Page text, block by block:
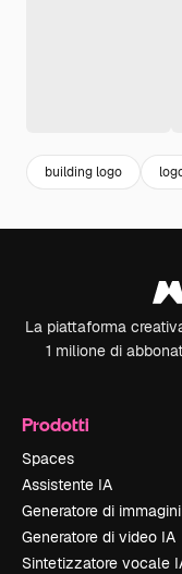
building logo
La piattaforma
1 milione di
Prodotti
Spaces
Assistente IA
Generatore di
Generatore di video IA
Sintetizzatore vocale